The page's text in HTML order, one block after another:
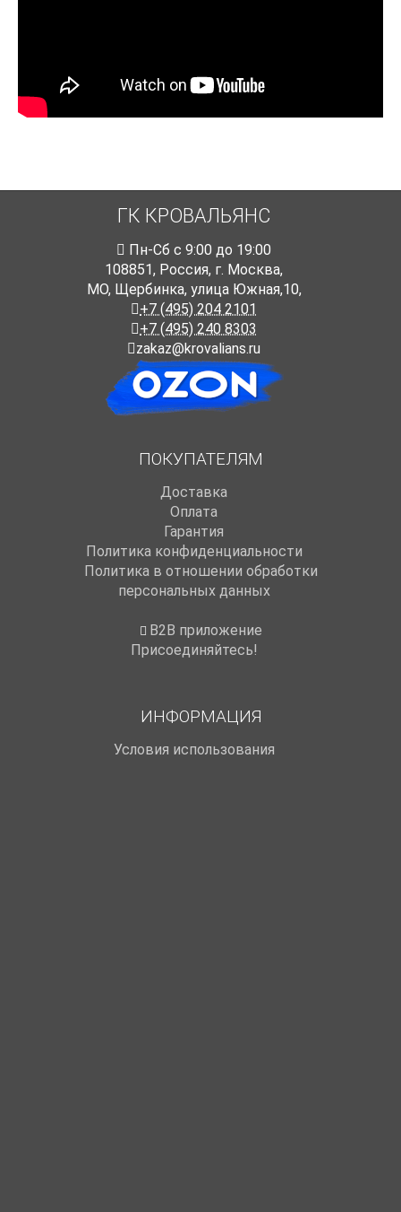
ГК КРОВАЛЬЯНС
Пн-Cб с 9:00 до 19:00
108851, Россия, г. Москва,
МО, Щербинка, улица Южная,10,
+7 (495) 204 2101
+7 (495) 240 8303
zakaz@krovalians.ru
ПОКУПАТЕЛЯМ
Доставка
Оплата
Гарантия
Политика конфиденциальности
Политика в отношении обработки
персональных данных
B2B приложение
Присоединяйтесь!
ИНФОРМАЦИЯ
Условия использования